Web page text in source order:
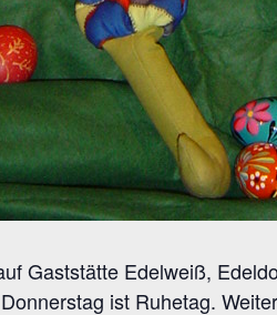
Gaststätte Edelweiß,
ist Ruhetag.